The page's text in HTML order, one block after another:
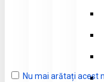
Nu mai arătați acest